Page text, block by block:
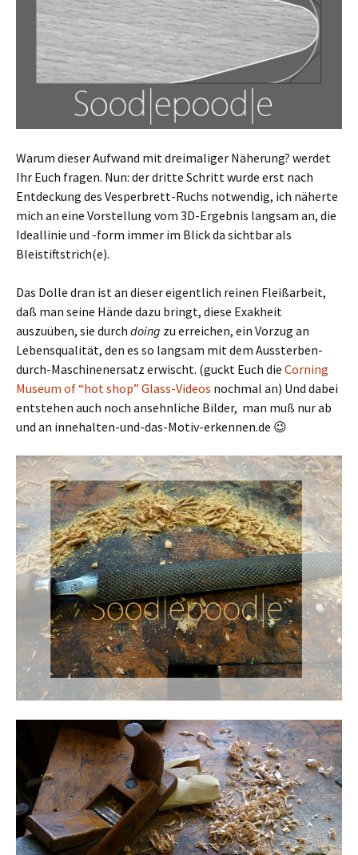
Warum dieser Aufwand mit dreimaliger Näherung? werdet
Ihr Euch fragen. Nun: der dritte Schritt wurde erst nach
Entdeckung des Vesperbrett-Ruchs notwendig, ich näherte
mich an eine Vorstellung vom 3D-Ergebnis langsam an, die
Ideallinie und -form immer im Blick da sichtbar als
Bleistiftstrich(e).
Das Dolle dran ist an dieser eigentlich reinen Fleißarbeit,
daß man seine Hände dazu bringt, diese Exakheit
auszuüben, sie durch doing zu erreichen, ein Vorzug an
Lebensqualität, den es so langsam mit dem Aussterben-
durch-Maschinenersatz erwischt. (guckt Euch die Corning
Museum of “hot shop” Glass-Videos nochmal an) Und dabei
entstehen auch noch ansehnliche Bilder, man muß nur ab
und an innehalten-und-das-Motiv-erkennen.de 😉